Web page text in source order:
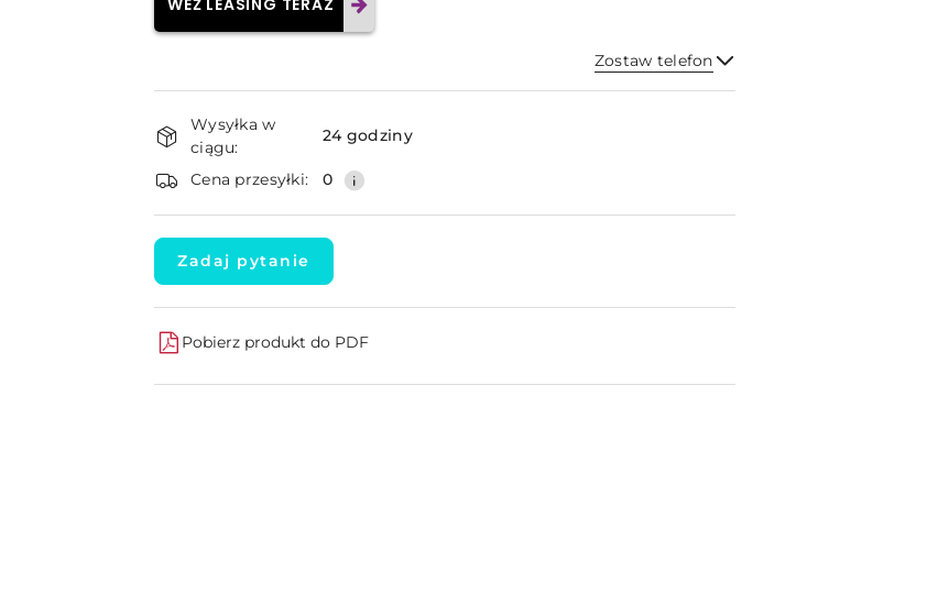
WEŹ LEASING TERAZ
Zostaw telefon
Wyślij
Dostępność
i
dostawa
Wysyłka w
ciągu:
24 godziny
Cena przesyłki: 0
Zadaj pytanie
Pobierz produkt do PDF